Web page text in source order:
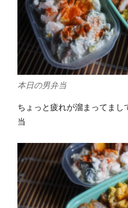
本日の男弁当
ちょっと疲れが溜まってまし
当